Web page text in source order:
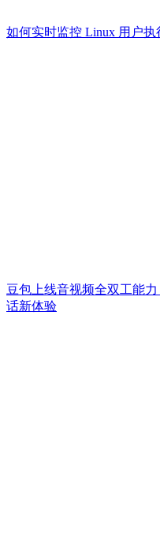
如何实时监控 Linux 用户执
豆包上线音视频全双工能力
话新体验